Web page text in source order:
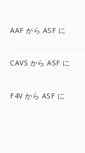
AAF から ASF に
CAVS から ASF に
F4V から ASF に